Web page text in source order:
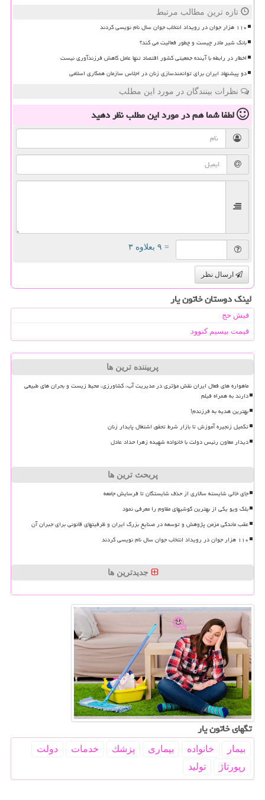
تازه ترین مطالب مرتبط
۱۱۰ هزار جوان در رویداد انتخاب جوان سال نام نویسی کردند
بانک شیر مادر چیست و چطور فعالیت می کند؟
اخطار در رابطه با آینده جمعیتی کشور اقتصاد تنها عامل کاهش فرزندآوری نیست
دو پیشنهاد ایران برای توانمندسازی زنان در اجلاس سازمان همکاری اسلامی
نظرات بینندگان در مورد این مطلب
لطفا شما همدر مورد این مطلبنظر دهید
= ۹ بعلاوه ۳
ارسال نظر
لینک دوستان خاتون یار
فیش حج
قیمت بیسیم کنوود
پربیننده ترین ها
ماهواره های فعال ایران نقش مؤثری در مدیریت آب، کشاورزی، محیط زیست و بحران های طبیعی
دارند به همراه فیلم
بهترین هدیه به فرزندم!
تکمیل زنجیره آموزش تا بازار شرط تحقق اشتغال پایدار زنان
دیدار معاون رئیس دولت با خانواده شهیده زهرا حداد عادل
پربحث ترین ها
جای خالی شایسته سالاری از حذف شایستگان تا فرسایش جامعه
بلک ویو یکی از بهترین گوشیهای مقاوم را معرفی نمود
عقب ماندگی مزمن پژوهش و توسعه در صنایع بزرگ ایران و ظرفیتهای قانونی برای جبران آن
۱۱۰ هزار جوان در رویداد انتخاب جوان سال نام نویسی کردند
جدیدترین ها
تگهای خاتون یار
بیمار خانواده بیماری پزشك خدمات
دولت
رپورتاژ
تولید